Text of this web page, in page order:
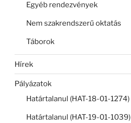
Egyéb rendezvények
Nem szakrendszerű oktatás
Táborok
Hírek
Pályázatok
Határtalanul (HAT-18-01-1274)
Határtalanul (HAT-19-01-1039)